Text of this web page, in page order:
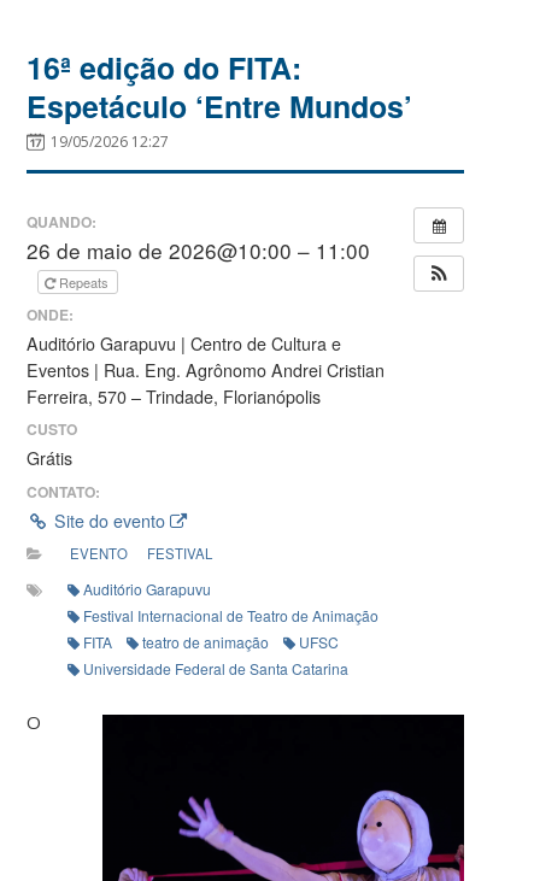
16ª edição do FITA:
Espetáculo ‘Entre Mundos’
19/05/2026 12:27
QUANDO:
26 de maio de 2026@10:00 – 11:00
Repeats
ONDE:
Auditório Garapuvu | Centro de Cultura e
Eventos | Rua. Eng. Agrônomo Andrei Cristian
Ferreira, 570 – Trindade, Florianópolis
CUSTO
Grátis
CONTATO:
Site do evento
EVENTO FESTIVAL
Auditório Garapuvu
Festival Internacional de Teatro de Animação
FITA
teatro de animação
UFSC
Universidade Federal de Santa Catarina
O